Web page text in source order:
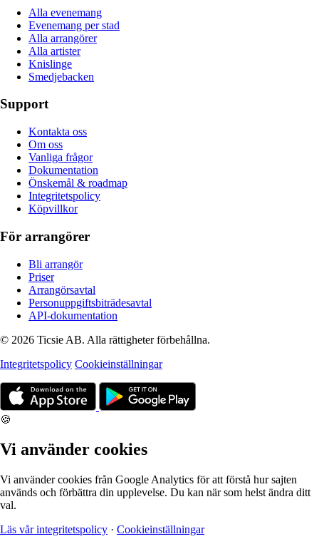
Alla evenemang
Evenemang per stad
Alla arrangörer
Alla artister
Knislinge
Smedjebacken
Support
Kontakta oss
Om oss
Vanliga frågor
Dokumentation
Önskemål & roadmap
Integritetspolicy
Köpvillkor
För arrangörer
Bli arrangör
Priser
Arrangörsavtal
Personuppgiftsbiträdesavtal
API-dokumentation
© 2026 Ticsie AB. Alla rättigheter förbehållna.
Integritetspolicy Cookieinställningar
🍪
Vi använder cookies
Vi använder cookies från Google Analytics för att förstå hur sajten
används och förbättra din upplevelse. Du kan när som helst ändra ditt
val.
Läs vår integritetspolicy · Cookieinställningar